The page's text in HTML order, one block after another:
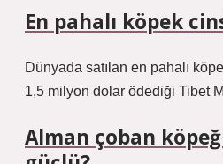
En pahalı köpek
Dünyada satılan en pahalı
1,5 milyon dolar ödediği Tibet
Alman çoban